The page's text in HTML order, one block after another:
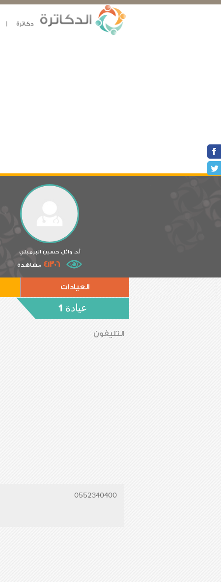
دكاترة
أ.د. وائل حسين البرمبلي
41306 مشاهدة
العيادات
عيادة 1
التليفون
0552340400